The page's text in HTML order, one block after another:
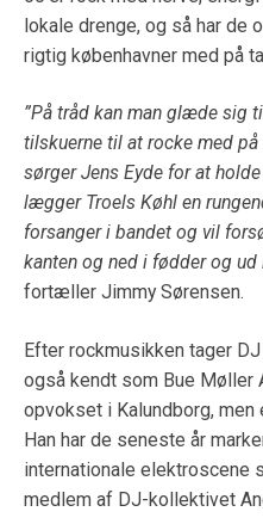
lokale drenge, og så har de
rigtig københavner med på
”På tråd kan man glæde sig
tilskuerne til at rocke med
sørger Jens Eyde for at
lægger Troels Køhl en
forsanger i bandet og vil
kanten og ned i fødder og
fortæller Jimmy Sørensen.
Efter rockmusikken tager
også kendt som Bue Møller
opvokset i Kalundborg, men
Han har de seneste år
internationale elektroscene
medlem af DJ-kollektivet